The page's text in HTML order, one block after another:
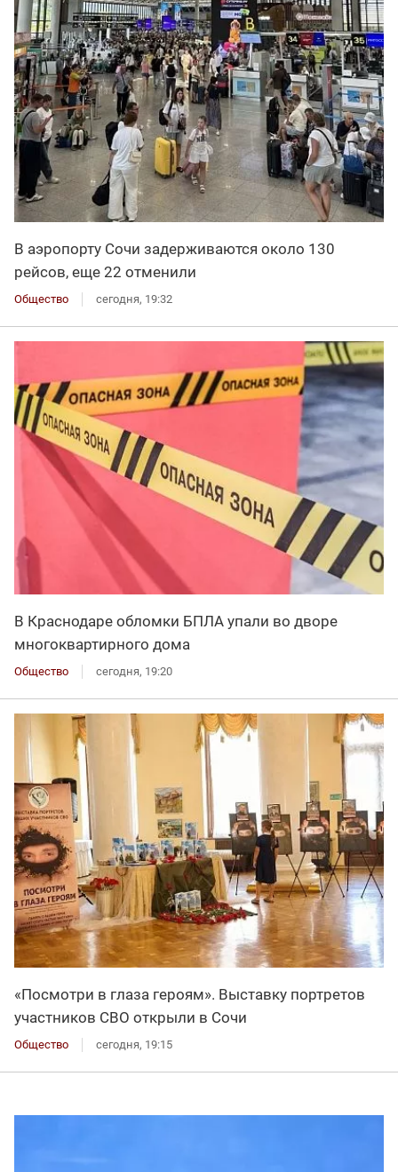
В аэропорту Сочи задерживаются около 130
рейсов, еще 22 отменили
Общество сегодня, 19:32
В Краснодаре обломки БПЛА упали во дворе
многоквартирного дома
Общество сегодня, 19:20
«Посмотри в глаза героям». Выставку портретов
участников СВО открыли в Сочи
Общество сегодня, 19:15